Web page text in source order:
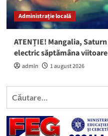
Administrație locală
ATENȚIE! Mangalia,
electric săptămâna viitoare
admin 1 august 2026
Caută